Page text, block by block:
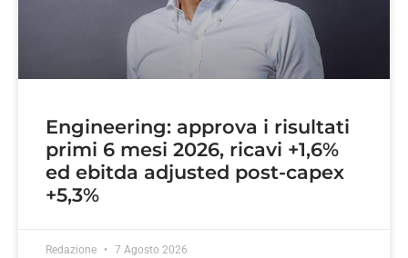
Engineering: approva i risultati
primi 6 mesi 2026, ricavi +1,6%
ed ebitda adjusted post-capex
+5,3%
Redazione 7 Agosto 2026